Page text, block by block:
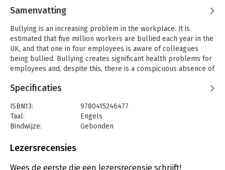
Samenvatting
Bullying is an increasing problem in the workplace. It is
estimated that five million workers are bullied each year in the
UK, and that one in four employees is aware of colleagues
being bullied. Bullying creates significant health problems for
employees and, despite this, there is a conspicuous absence of
occurrence can be reduced, and what can be done to help the
Building a Culture of Respect focuses on the development of
organizational cultures that promote the dignity of all
impact of bullying. The creation of an organizational culture of
processes and interventions. Written by a group of
Specificaties
ISBN13:
9780415246477
Taal:
Engels
Bindwijze:
Gebonden
Uitgever:
Hoofdrubriek:
Mens en maatschappij ,Algemeen
Lezersrecensies
Wees de eerste die een lezersrecensie schrijft!